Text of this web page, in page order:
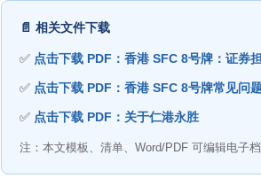
牌照
📄 相关文件下载
✅ 点击下载 PDF：香港 SFC 8号牌：证券
✅ 点击下载 PDF：香港 SFC 8号牌常见问
✅ 点击下载 PDF：关于仁港永胜
注：本文模板、清单、Word/PDF 可编辑电子